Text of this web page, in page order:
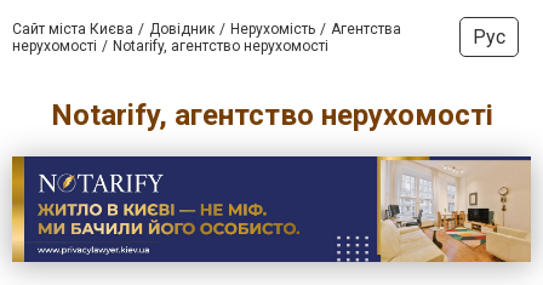
Сайт міста Києва Довідник Нерухомість
Агентства
нерухомості
Notarify, агентство нерухомості Рус
Notarify, агентство нерухомості